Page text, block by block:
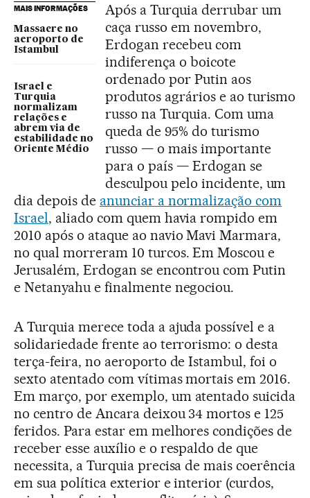
MAIS INFORMAÇÕES
Massacre no
aeroporto de
Istambul
Israel e
Turquia
normalizam
relações e
abrem via de
estabilidade no
Oriente Médio
Após a Turquia derrubar um
caça russo em novembro,
Erdogan recebeu com
indiferença o boicote
ordenado por Putin aos
produtos agrários e ao turismo
russo na Turquia. Com uma
queda de 95% do turismo
russo — o mais importante
para o país — Erdogan se
desculpou pelo incidente, um
dia depois de anunciar a normalização com
Israel, aliado com quem havia rompido em
2010 após o ataque ao navio Mavi Marmara,
no qual morreram 10 turcos. Em Moscou e
Jerusalém, Erdogan se encontrou com Putin
e Netanyahu e finalmente negociou.
A Turquia merece toda a ajuda possível e a
solidariedade frente ao terrorismo: o desta
terça-feira, no aeroporto de Istambul, foi o
sexto atentado com vítimas mortais em 2016.
Em março, por exemplo, um atentado suicida
no centro de Ancara deixou 34 mortos e 125
feridos. Para estar em melhores condições de
receber esse auxílio e o respaldo de que
necessita, a Turquia precisa de mais coerência
em sua política exterior e interior (curdos,